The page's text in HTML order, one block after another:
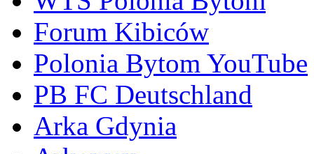
Forum Kibiców
Polonia Bytom YouTube
PB FC Deutschland
Arka Gdynia